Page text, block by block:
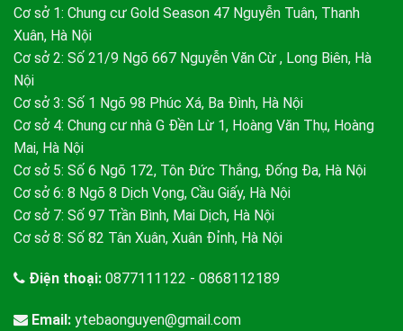
Cơ sở 1: Chung cư Gold Season 47 Nguyễn Tuân, Thanh
Xuân, Hà Nội
Cơ sở 2: Số 21/9 Ngõ 667 Nguyễn Văn Cừ , Long Biên, Hà
Nội
Cơ sở 3: Số 1 Ngõ 98 Phúc Xá, Ba Đình, Hà Nội
Cơ sở 4: Chung cư nhà G Đền Lừ 1, Hoàng Văn Thụ, Hoàng
Mai, Hà Nội
Cơ sở 5: Số 6 Ngõ 172, Tôn Đức Thắng, Đống Đa, Hà Nội
Cơ sở 6: 8 Ngõ 8 Dịch Vọng, Cầu Giấy, Hà Nội
Cơ sở 7: Số 97 Trần Bình, Mai Dịch, Hà Nội
Cơ sở 8: Số 82 Tân Xuân, Xuân Đỉnh, Hà Nội
Điện thoại: 0877111122 - 0868112189
Email: ytebaonguyen@gmail.com